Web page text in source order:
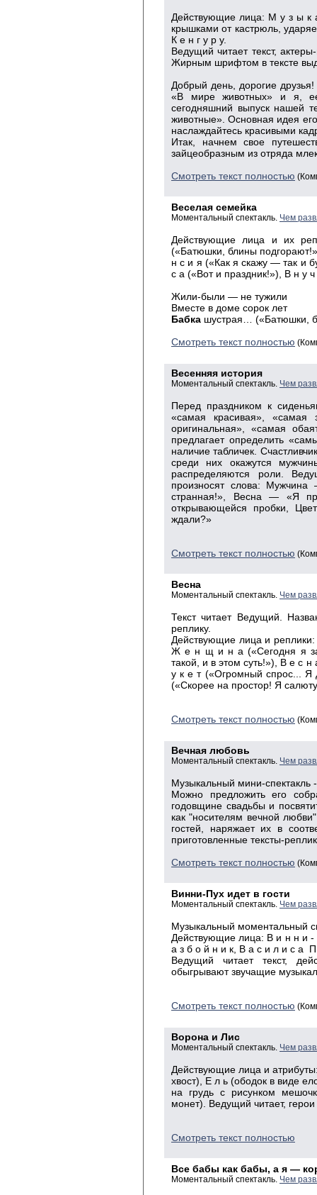
Действующие лица: М у з ы к
крышками от кастрюль,
К е н г у р у.
Ведущий читает текст,
Жирным шрифтом в тексте
Добрый день, дорогие
«В мире животных» и я,
сегодняшний выпуск нашей
животные». Основная идея
наслаждайтесь красивыми
Итак, начнем свое
зайцеобразным из отряда
Смотреть текст полностью
Веселая семейка
Моментальный спектакль. Чем
Действующие лица и их
(«Батюшки, блины
н с и я («Как я скажу — так и
с а («Вот и праздник!»), В н у
Жили-были — не тужили
Вместе в доме сорок лет
Бабка шустрая… («Батюшки,
Смотреть текст полностью
Весенняя история
Моментальный спектакль. Чем
Перед праздником к
«самая красивая», «самая
оригинальная», «самая
предлагает определить
наличие табличек.
среди них окажутся
распределяются роли.
произносят слова:
странная!», Весна — «Я
открывающейся пробки,
ждали?»
Смотреть текст полностью
Весна
Моментальный спектакль. Чем
Текстчитает Ведущий.
реплику.
Действующие лица и
Ж е н щ и н а («Сегодня я
такой, и в этом суть!»), В е с
у к е т («Огромный спрос...
(«Скорее на простор! Я
Смотреть текст полностью
Вечная любовь
Моментальный спектакль. Чем
Музыкальный мини-спектакль
Можно предложить его
годовщине свадьбы и
как "носителям вечной
гостей, наряжает их в
приготовленные тексты-
Смотреть текст полностью
Винни-Пух идет в гости
Моментальный спектакль. Чем
Музыкальный моментальный
Действующие лица: В и н н и
а з б о й н и к, В а с и л и с а
Ведущий читает текст,
обыгрывают звучащие
Смотреть текст полностью
Ворона и Лис
Моментальный спектакль. Чем
Действующие лица и
хвост), Е л ь (ободок в виде
на грудь с рисунком
монет). Ведущий читает,
Смотреть текст полностью
Все бабы как бабы, а я —
Моментальный спектакль. Чем